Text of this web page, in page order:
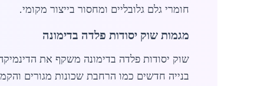
חומרי גלם גלובליים ומחסור בייצור מקומי.
מגמות שוק יסודות פלדה בדימונה
בנייה חדשים כמו הרחבת שכונות מגורים